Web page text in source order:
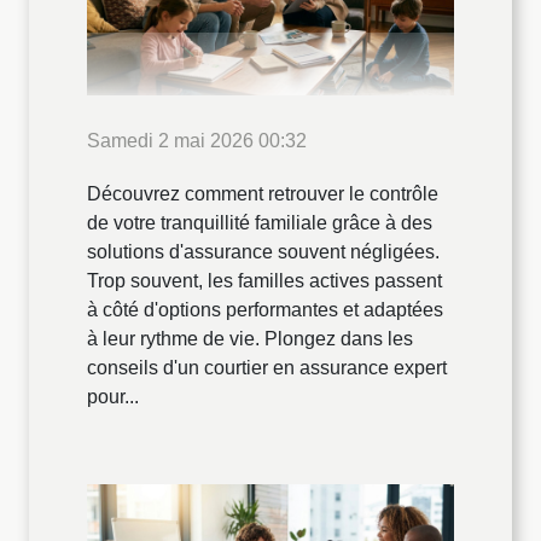
Samedi 2 mai 2026 00:32
Découvrez comment retrouver le contrôle
de votre tranquillité familiale grâce à des
solutions d'assurance souvent négligées.
Trop souvent, les familles actives passent
à côté d'options performantes et adaptées
à leur rythme de vie. Plongez dans les
conseils d'un courtier en assurance expert
pour...